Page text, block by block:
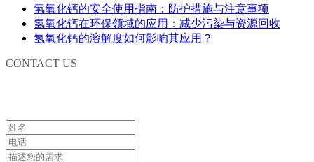
氢氧化钙的安全使用指南：防护措施与注意事项
氢氧化钙在环保领域的应用：减少污染与资源回收
氢氧化钙的溶解度如何影响其应用？
CONTACT US